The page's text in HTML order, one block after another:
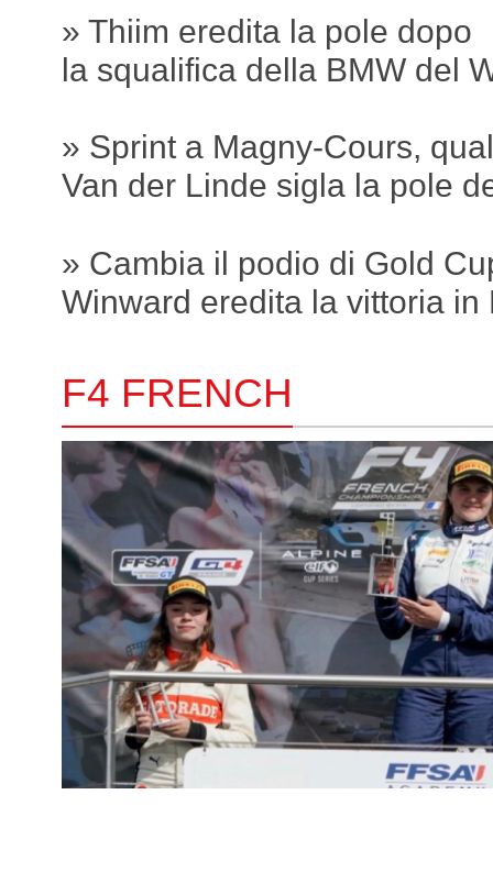
» Thiim eredita la pole dopo
la squalifica della BMW del
» Sprint a Magny-Cours,
Van der Linde sigla la pole
» Cambia il podio di Gold
Winward eredita la vittoria in
F4 FRENCH